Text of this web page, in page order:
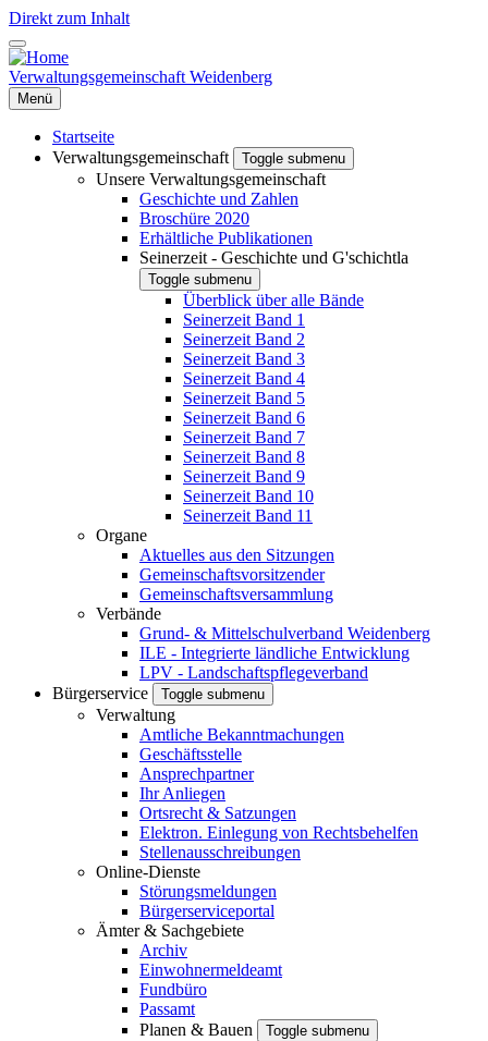
Direkt zum Inhalt
Verwaltungsgemeinschaft Weidenberg
Menü
Startseite
Verwaltungsgemeinschaft
Toggle submenu
Unsere Verwaltungsgemeinschaft
Geschichte und Zahlen
Broschüre 2020
Erhältliche Publikationen
Seinerzeit - Geschichte und G'schichtla
Toggle submenu
Überblick über alle Bände
Seinerzeit Band 1
Seinerzeit Band 2
Seinerzeit Band 3
Seinerzeit Band 4
Seinerzeit Band 5
Seinerzeit Band 6
Seinerzeit Band 7
Seinerzeit Band 8
Seinerzeit Band 9
Seinerzeit Band 10
Seinerzeit Band 11
Organe
Aktuelles aus den Sitzungen
Gemeinschaftsvorsitzender
Gemeinschaftsversammlung
Verbände
Grund- & Mittelschulverband Weidenberg
ILE - Integrierte ländliche Entwicklung
LPV - Landschaftspflegeverband
Bürgerservice
Toggle submenu
Verwaltung
Amtliche Bekanntmachungen
Geschäftsstelle
Ansprechpartner
Ihr Anliegen
Ortsrecht & Satzungen
Elektron. Einlegung von Rechtsbehelfen
Stellenausschreibungen
Online-Dienste
Störungsmeldungen
Bürgerserviceportal
Ämter & Sachgebiete
Archiv
Einwohnermeldeamt
Fundbüro
Passamt
Planen & Bauen
Toggle submenu